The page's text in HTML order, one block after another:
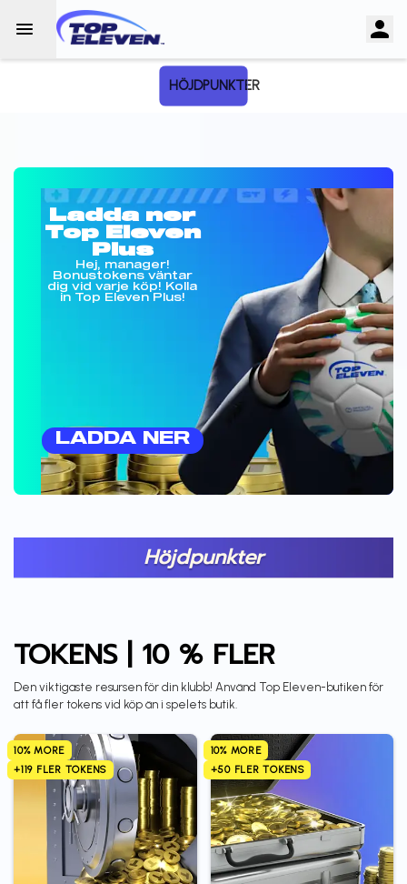
HÖJDPUNKTER
Ladda ner
Top Eleven
Plus
Hej, manager!
Bonustokens väntar
dig vid varje köp! Kolla
in Top Eleven Plus!
LADDA NER
Höjdpunkter
TOKENS | 10 % FLER
Den viktigaste resursen för din klubb! Använd Top Eleven-butiken för
att få fler tokens vid köp än i spelets butik.
10% MORE
+119 FLER TOKENS
10% MORE
+50 FLER TOKENS